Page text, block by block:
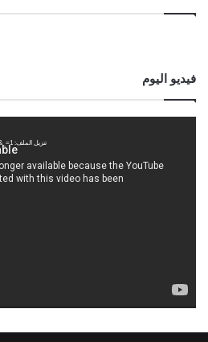
فيديو اليوم
تنزيل الملف: https://www.youtube.com/watch?v=FJdj7tk_7jI&_=1